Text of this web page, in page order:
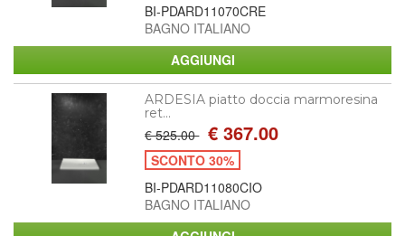
BI-PDARD11070CRE
BAGNO ITALIANO
ARDESIA piatto doccia marmoresina
ret...
€ 525.00 € 367.00
SCONTO 30%
BI-PDARD11080CIO
BAGNO ITALIANO